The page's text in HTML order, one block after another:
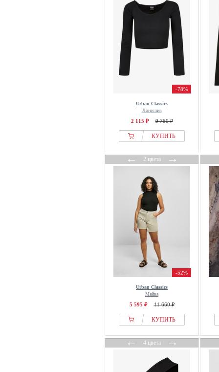
-78%
Urban Classics
Лонгслив
2 115 ₽ 9 750 ₽
КУПИТЬ
←2 цвета→
-52%
Urban Classics
Майка
5 595 ₽ 11 660 ₽
КУПИТЬ
←4 цвета→